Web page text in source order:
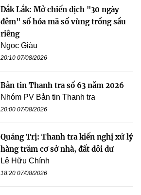
Đắk Lắk: Mở chiến dịch "30 ngày
đêm" số hóa mã số vùng trồng sầu
riêng
Ngọc Giàu
20:10 07/08/2026
Bản tin Thanh tra số 63 năm 2026
Nhóm PV Bản tin Thanh tra
20:00 07/08/2026
Quảng Trị: Thanh tra kiến nghị xử lý
hàng trăm cơ sở nhà, đất dôi dư
Lê Hữu Chính
18:20 07/08/2026